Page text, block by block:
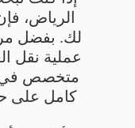
الرياض،
لك. بفضل
عملية نقل
متخصص في
كامل على